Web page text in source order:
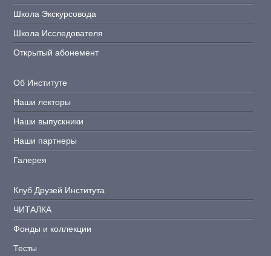
Школа Экскурсовода
Школа Исследователя
Открытый абонемент
Об Институте
Наши лекторы
Наши выпускники
Наши партнеры
Галерея
Клуб Друзей Института
ЧИТАЛКА
Фонды и коллекции
Тесты